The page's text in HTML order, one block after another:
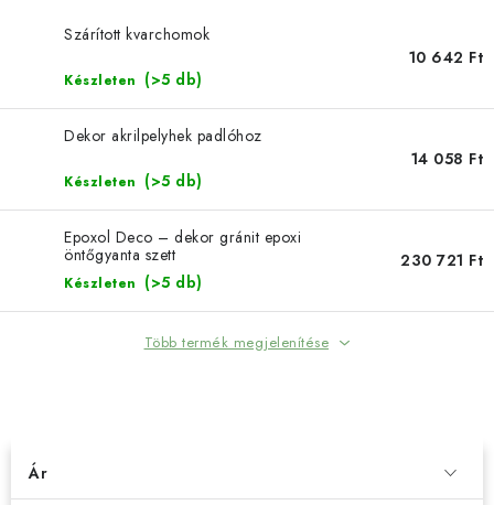
SZERSZEREK
ÁLTALÁNOS SZERZŐDÉSI FELTÉTELEK
KONTAKTY
SZEMÉLYES ADATOK FELDOLGOZÁSA
Szárított kvarchomok
Készleten (>5 db)
10 642 Ft
Dekor akrilpelyhek padlóhoz
Készleten (>5 db)
14 058 Ft
Epoxol Deco – dekor gránit epoxi
öntőgyanta szett
Készleten (>5 db)
230 721 Ft
Több termék megjelenítése
Ár